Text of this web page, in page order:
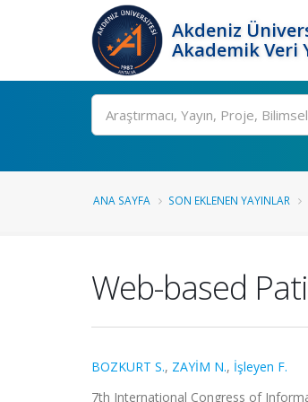
Akdeniz
Akademik Veri
Ara
ANA SAYFA SON EKLENEN YAYINLAR
Web-based
BOZKURT S., ZAYİM N., İşleyen F.
7th International Congress of